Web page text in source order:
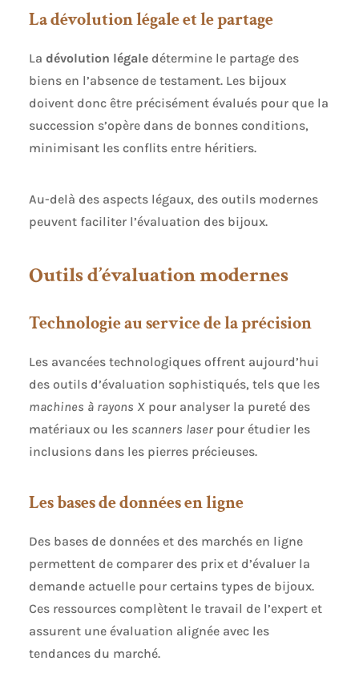
La dévolution légale et le partage
La dévolution légaledétermine le partage des
biens en l’absence de testament. Les bijoux
doivent donc être précisément évalués pour que la
succession s’opère dans de bonnes conditions,
minimisant les conflits entre héritiers.
Au-delà des aspects légaux, des outils modernes
peuvent faciliter l’évaluation des bijoux.
Outils d’évaluation modernes
Technologie au service de la précision
Les avancées technologiques offrent aujourd’hui
des outils d’évaluation sophistiqués, tels que les
machines à rayons Xpour analyser la pureté des
matériaux ou les scanners laserpour étudier les
inclusions dans les pierres précieuses.
Les bases de données en ligne
Des bases de données et des marchés en ligne
permettent de comparer des prix et d’évaluer la
demande actuelle pour certains types de bijoux.
Ces ressources complètent le travail de l’expert et
assurent une évaluation alignée avec les
tendances du marché.